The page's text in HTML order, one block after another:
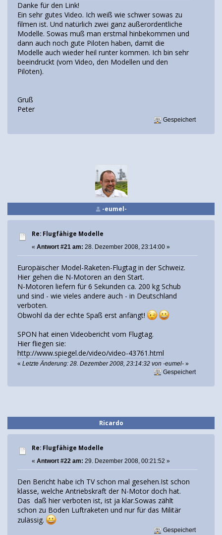
Danke für den Link!
Ein sehr gutes Video. Ich weiß wie schwer sowas zu
filmen ist. Und natürlich zwei ganz außerordentliche
Modelle. Sowas muß man erstmal hinbekommen und
dann auch noch gute Piloten haben, damit die
Modelle auch wieder heil runter kommen. Ich bin sehr
beeindruckt (vom Video, den Modellen und den
Piloten).
Gruß
Peter
Gespeichert
-eumel-
Re: Flugfähige Modelle
« Antwort #21 am: 28. Dezember 2008, 23:14:00 »
Europäischer Model-Raketen-Flugtag in der Schweiz.
Hier gehen die N-Motoren an den Start.
N-Motoren liefern für 6 Sekunden ca. 200 kg Schub
und sind - wie vieles andere auch - in Deutschland
verboten.
Obwohl da der echte Spaß erst anfängt!
SPON hat einen Videobericht vom Flugtag.
Hier fliegen sie:
http://www.spiegel.de/video/video-43761.html
« Letzte Änderung: 28. Dezember 2008, 23:14:32 von -eumel- »
Gespeichert
Ricardo
Re: Flugfähige Modelle
« Antwort #22 am: 29. Dezember 2008, 00:21:52 »
Den Bericht habe ich TV schon mal gesehen.Ist schon
klasse, welche Antriebskraft der N-Motor doch hat.
Das daß hier verboten ist, ist ja klar.Sowas zählt
schon zu Boden Luftraketen und nur für das Militär
zulässig.
Gespeichert